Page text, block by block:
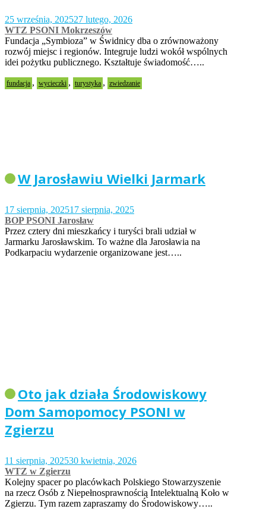
25 września, 202527 lutego, 2026
WTZ PSONI Mokrzeszów
Fundacja „Symbioza” w Świdnicy dba o zrównoważony
rozwój miejsc i regionów. Integruje ludzi wokół wspólnych
idei pożytku publicznego. Kształtuje świadomość…..
fundacja , wycieczki , turystyka , zwiedzanie
W Jarosławiu Wielki Jarmark
17 sierpnia, 202517 sierpnia, 2025
BOP PSONI Jarosław
Przez cztery dni mieszkańcy i turyści brali udział w
Jarmarku Jarosławskim. To ważne dla Jarosławia na
Podkarpaciu wydarzenie organizowane jest…..
Oto jak działa Środowiskowy
Dom Samopomocy PSONI w
Zgierzu
11 sierpnia, 202530 kwietnia, 2026
WTZ w Zgierzu
Kolejny spacer po placówkach Polskiego Stowarzyszenie
na rzecz Osób z Niepełnosprawnością Intelektualną Koło w
Zgierzu. Tym razem zapraszamy do Środowiskowy…..